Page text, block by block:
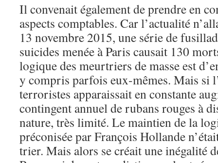
Il convenait également de prendre en
aspects comptables. Car l’actualité
13 novembre 2015, une série de
suicides menée à Paris causait 130
logique des meurtriers de masse est
y compris parfois eux-mêmes. Mais si
terroristes apparaissait en constante
contingent annuel de rubans rouges à
nature, très limité. Le maintien de la
préconisée par François Hollande
trier. Mais alors se créait une inégalité